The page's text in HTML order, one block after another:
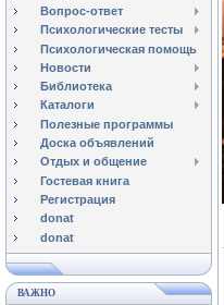
Вопрос-ответ
Психологические тесты
Психологическая помощь
Новости
Библиотека
Каталоги
Полезные программы
Доска объявлений
Отдых и общение
Гостевая книга
Регистрация
donat
donat
ВАЖНО